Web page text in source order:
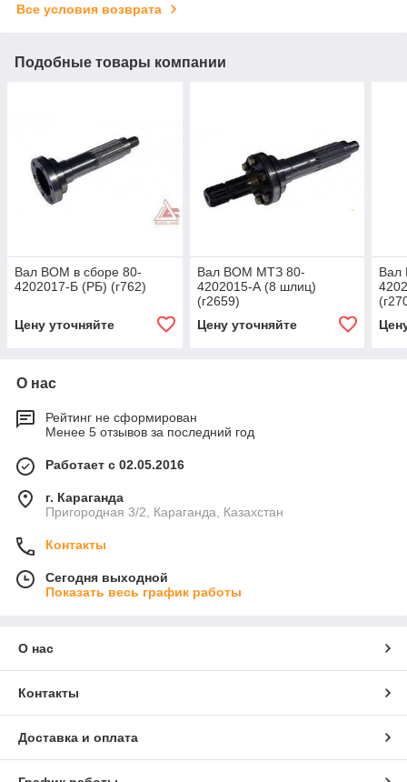
Все условия возврата
Подобные товары компании
Вал ВОМ в сборе 80-
4202017-Б (РБ) (г762)
Цену уточняйте
Вал ВОМ МТЗ 80-
4202015-А (8 шлиц)
(г2659)
Цену уточняйте
Вал
О нас
Рейтинг не сформирован
Менее 5 отзывов за последний год
Работает с 02.05.2016
г. Караганда
Пригородная 3/2, Караганда, Казахстан
Контакты
Сегодня выходной
Показать весь график работы
О нас
Контакты
Доставка и оплата